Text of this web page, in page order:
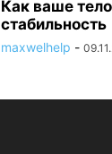
Как ваше
стабильность
maxwelhelp -